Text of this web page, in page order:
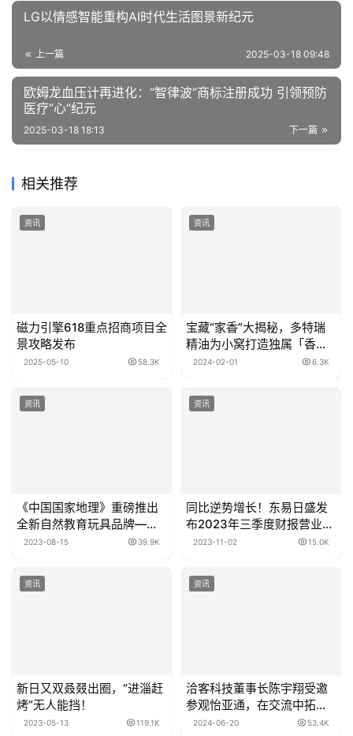
LG以情感智能重构AI时代生活图景新纪元
上一篇 2025-03-18 09:48
欧姆龙血压计再进化：“智律波”商标注册成功 引领预防
医疗“心”纪元
下一篇
2025-03-18 18:13
相关推荐
资讯
磁力引擎618重点招商项目全
景攻略发布
2025-05-10 58.3K
资讯
宝藏“家香”大揭秘，多特瑞
精油为小窝打造独属「香气
印记」
2024-02-01 6.3K
资讯
《中国国家地理》重磅推出
全新自然教育玩具品牌——
梦巴格
2023-08-15 39.9K
资讯
同比逆势增长！东易日盛发
布2023年三季度财报营业收
入20.99亿
2023-11-02 15.0K
资讯
新日又双叒叕出圈，“进淄赶
烤”无人能挡！
2023-05-13 119.1K
资讯
​洽客科技董事长陈宇翔受邀
参观怡亚通，在交流中拓宽
爱用商城发展思路
2024-06-20 53.4K